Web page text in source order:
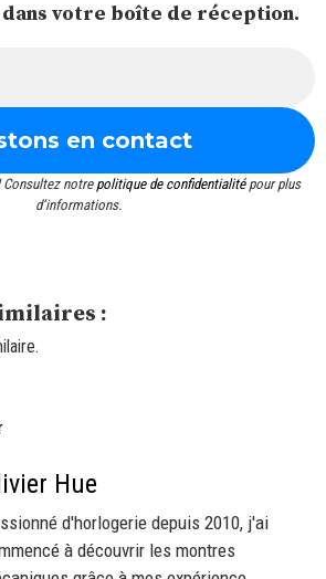
dans votre boîte de réception.
Consultez notrepolitique de confidentialitépour plus
d’informations.
:
Hue
d'horlogerie depuis 2010, j'ai
à découvrir les montres